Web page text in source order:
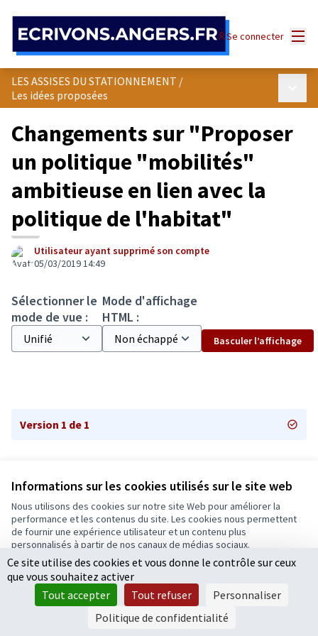
Informations sur les cookies utilisés sur le site web
Nous utilisons des cookies sur notre site Web pour améliorer la
performance et les contenus du site. Les cookies nous permettent
de fournir une expérience utilisateur et un contenu plus
personnalisés à partir de nos canaux de médias sociaux.
Tout accepter
Accepter seulement les cookies essentiels
Paramètres
Se connecter
LES ASSISES DU STATIONNEMENT /
Les idées proposées
Changements sur "Proposer
un politique "mobilités"
ambitieuse en lien avec la
politique de l'habitat"
Utilisateur ayant supprimé son compte
05/03/2019 14:49
Sélectionner le
mode de vue :
Mode d'affichage
HTML :
Basculer l’affichage
Version 1 de 1
Conditions d'utilisation
Paramètres des cookies
Ecrivons Angers sur X
(Lien externe)
Ecrivons Angers sur Facebook
(Lien externe)
logiciel libre Decidim
(Lien externe)
.
Licence
(Lien
Ce site utilise des cookies et vous donne le contrôle sur ceux
que vous souhaitez activer
Tout accepter
Tout refuser
Personnaliser
Politique de confidentialité